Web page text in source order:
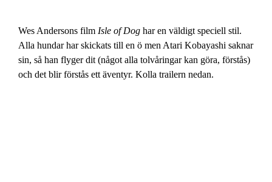
Wes Andersons film Isle of Dog har en väldigt speciell stil.
Alla hundar har skickats till en ö men Atari Kobayashi saknar
sin, så han flyger dit (något alla tolvåringar kan göra, förstås)
och det blir förstås ett äventyr. Kolla trailern nedan.